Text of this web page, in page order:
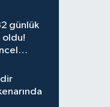
günlük
oldu!